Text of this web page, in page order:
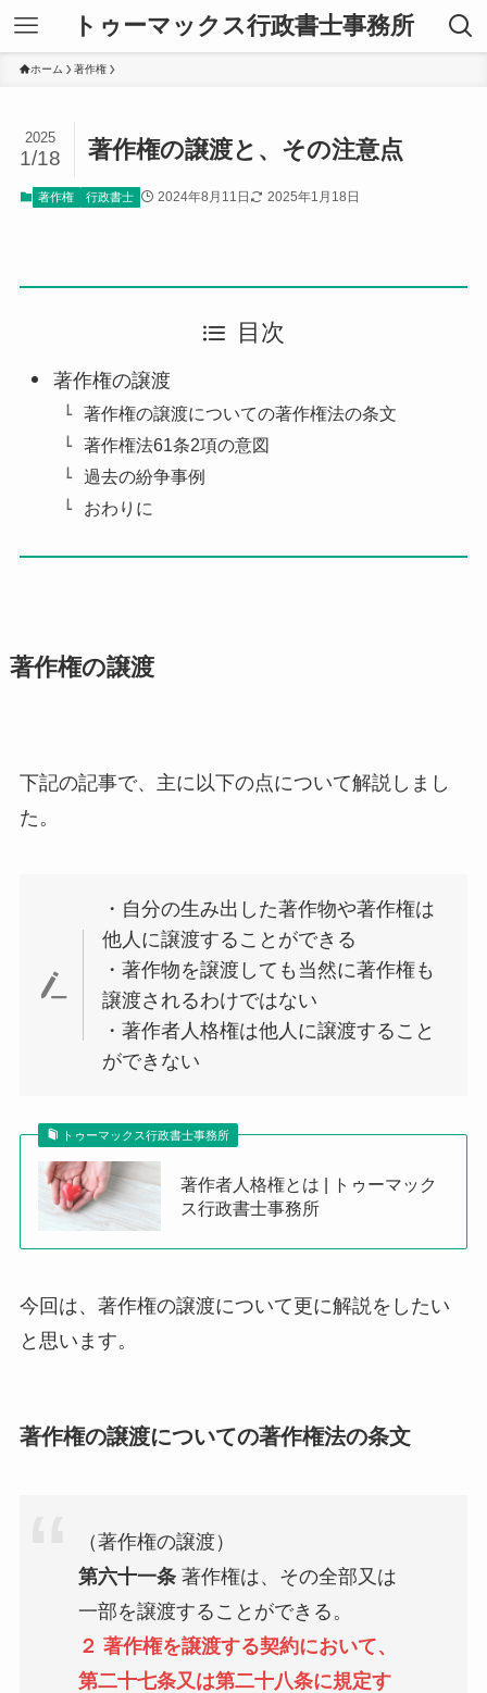
トゥーマックス行政書士事務所
ホーム 著作権
著作権の譲渡と、その注意点
2025
1/18
著作権 行政書士 2024年8月11日 2025年1月18日
目次
著作権の譲渡
著作権の譲渡についての著作権法の条文
著作権法61条2項の意図
過去の紛争事例
おわりに
著作権の譲渡
下記の記事で、主に以下の点について解説しまし
た。
・自分の生み出した著作物や著作権は
他人に譲渡することができる
・著作物を譲渡しても当然に著作権も
譲渡されるわけではない
・著作者人格権は他人に譲渡すること
ができない
トゥーマックス行政書士事務所
著作者人格権とは | トゥーマック
ス行政書士事務所
今回は、著作権の譲渡について更に解説をしたい
と思います。
著作権の譲渡についての著作権法の条文
（著作権の譲渡）
第六十一条著作権は、その全部又は
一部を譲渡することができる。
２ 著作権を譲渡する契約において、
第二十七条又は第二十八条に規定す